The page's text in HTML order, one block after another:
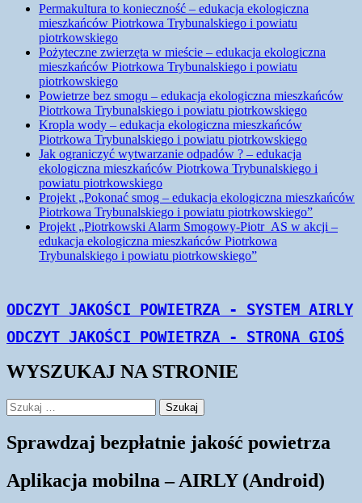
Permakultura to konieczność – edukacja ekologiczna
mieszkańców Piotrkowa Trybunalskiego i powiatu
piotrkowskiego
Pożyteczne zwierzęta w mieście – edukacja ekologiczna
mieszkańców Piotrkowa Trybunalskiego i powiatu
piotrkowskiego
Powietrze bez smogu – edukacja ekologiczna mieszkańców
Piotrkowa Trybunalskiego i powiatu piotrkowskiego
Kropla wody – edukacja ekologiczna mieszkańców
Piotrkowa Trybunalskiego i powiatu piotrkowskiego
Jak ograniczyć wytwarzanie odpadów ? – edukacja
ekologiczna mieszkańców Piotrkowa Trybunalskiego i
powiatu piotrkowskiego
Projekt „Pokonać smog – edukacja ekologiczna mieszkańców
Piotrkowa Trybunalskiego i powiatu piotrkowskiego”
Projekt „Piotrkowski Alarm Smogowy-Piotr_AS w akcji –
edukacja ekologiczna mieszkańców Piotrkowa
Trybunalskiego i powiatu piotrkowskiego”
Monitorujemy | Informujemy | Edukujemy
WYSZUKAJ NA STRONIE
Szukaj:
Sprawdzaj bezpłatnie jakość powietrza
Aplikacja mobilna – AIRLY (Android)